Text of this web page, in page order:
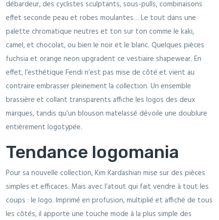
débardeur, des cyclistes sculptants, sous-pulls, combinaisons
effet seconde peau et robes moulantes… Le tout dans une
palette chromatique neutres et ton sur ton comme le kaki,
camel, et chocolat, ou bien le noir et le blanc. Quelques pièces
fuchsia et orange neon upgradent ce vestiaire shapewear. En
effet, l’esthétique Fendi n’est pas mise de côté et vient au
contraire embrasser pleinement la collection. Un ensemble
brassière et collant transparents affiche les logos des deux
marques, tandis qu’un blouson matelassé dévoile une doublure
entièrement logotypée.
Tendance logomania
Pour sa nouvelle collection, Kim Kardashian mise sur des pièces
simples et efficaces. Mais avec l’atout qui fait vendre à tout les
coups : le logo. Imprimé en profusion, multiplié et affiché de tous
les côtés, il apporte une touche mode à la plus simple des